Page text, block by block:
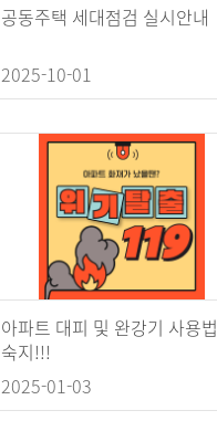
공동주택 세대점검 실시안내
2025-10-01
아파트 대피 및 완강기 사용법
숙지!!!
2025-01-03